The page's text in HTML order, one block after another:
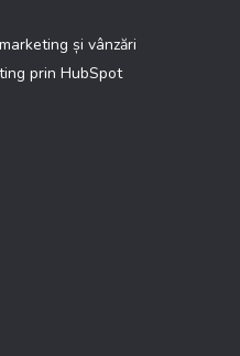
și vânzări
prin HubSpot